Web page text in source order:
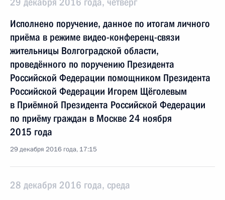
Исполнено поручение, данное по итогам личного
приёма в режиме видео-конференц-связи
жительницы Волгоградской области,
проведённого по поручению Президента
Российской Федерации помощником Президента
Российской Федерации Игорем Щёголевым
в Приёмной Президента Российской Федерации
по приёму граждан в Москве 24 ноября
2015 года
29 декабря 2016 года, 17:15
28 декабря 2016 года, среда